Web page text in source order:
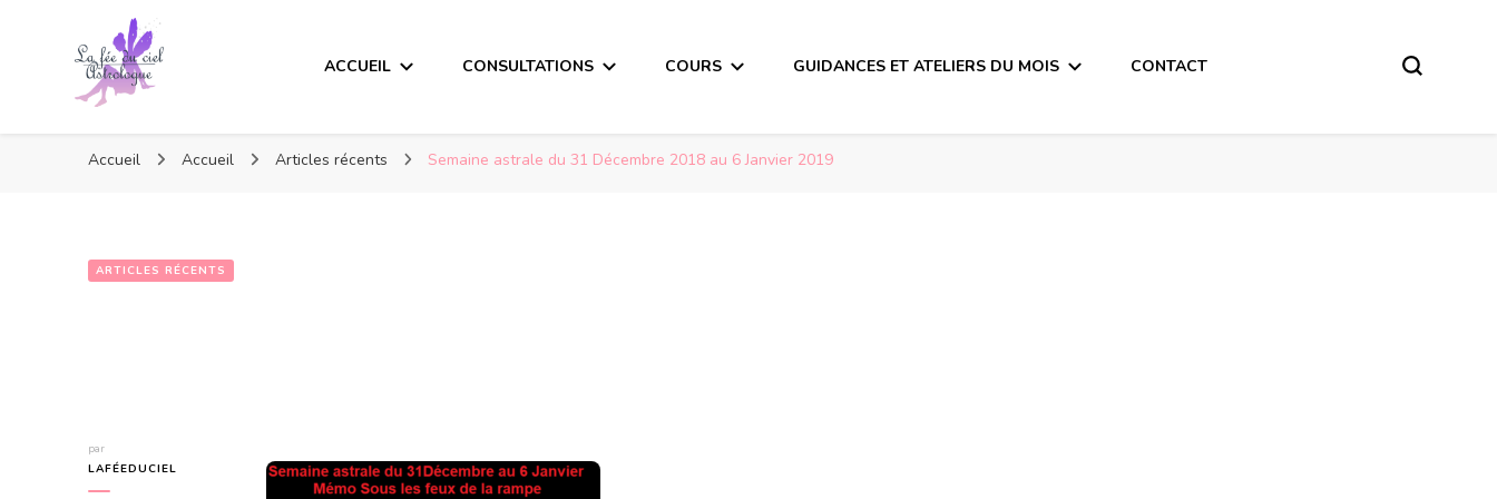
ACCUEIL CONSULTATIONS COURS GUIDANCES ET ATELIERS DU MOIS CONTACT
Accueil Accueil Articles récents Semaine astrale du 31 Décembre 2018 au 6 Janvier 2019
ARTICLES RÉCENTS
par
LAFÉEDUCIEL